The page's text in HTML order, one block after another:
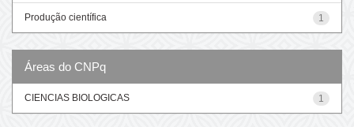
1
Produção científica
Áreas do CNPq
1
CIENCIAS BIOLOGICAS